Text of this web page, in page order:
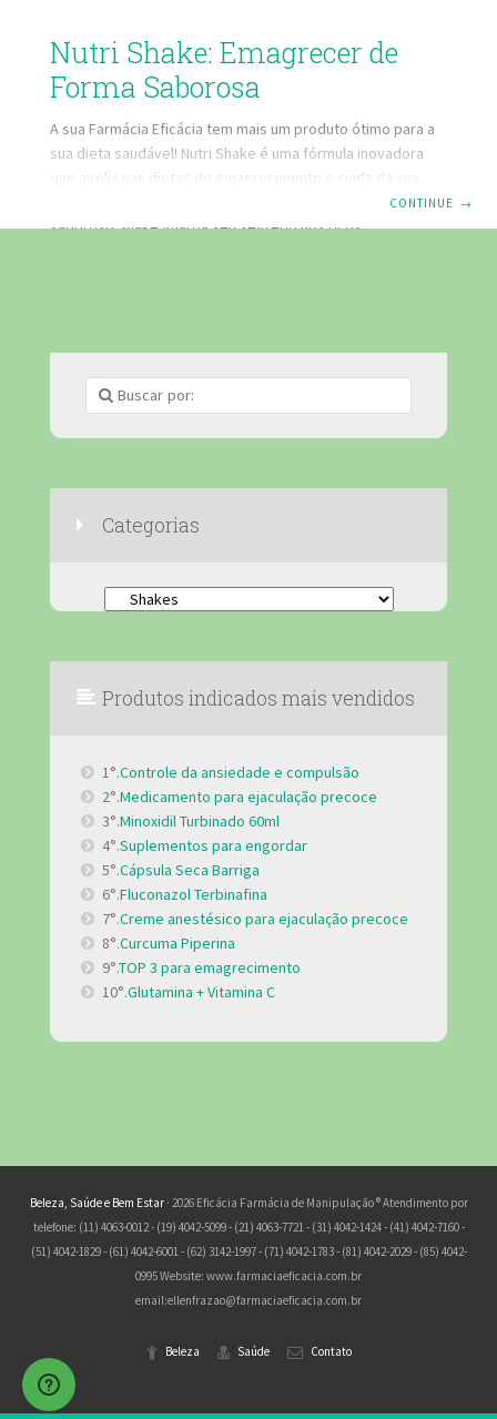
Nutri Shake: Emagrecer de
Forma Saborosa
A sua Farmácia Eficácia tem mais um produto ótimo para a
sua dieta saudável! Nutri Shake é uma fórmula inovadora
que auxilia nas dietas de emagrecimento e cuida da sua
pele, de uma maneira bem saborosa. Na verdade, este
saboroso Shake guarda seu segredo nos ricos
corpo. A presença
CONTINUE →
Categorias
Categorias
Produtos indicados mais vendidos
1°.Controle da ansiedade e compulsão
2°.Medicamento para ejaculação precoce
3°.Minoxidil Turbinado 60ml
4°.Suplementos para engordar
5°.Cápsula Seca Barriga
6°.Fluconazol Terbinafina
7°.Creme anestésico para ejaculação precoce
8°.Curcuma Piperina
9°.TOP 3 para emagrecimento
10°.Glutamina + Vitamina C
Beleza, Saúde e Bem Estar· 2026 Eficácia Farmácia de Manipulação ® Atendimento por
telefone: (11) 4063-0012 - (19) 4042-5099 - (21) 4063-7721 - (31) 4042-1424 - (41) 4042-7160 -
(51) 4042-1829 - (61) 4042-6001 - (62) 3142-1997 - (71) 4042-1783 - (81) 4042-2029 - (85) 4042-
0995 Website: www.farmaciaeficacia.com.br
email:ellenfrazao@farmaciaeficacia.com.br
Beleza Saúde Contato